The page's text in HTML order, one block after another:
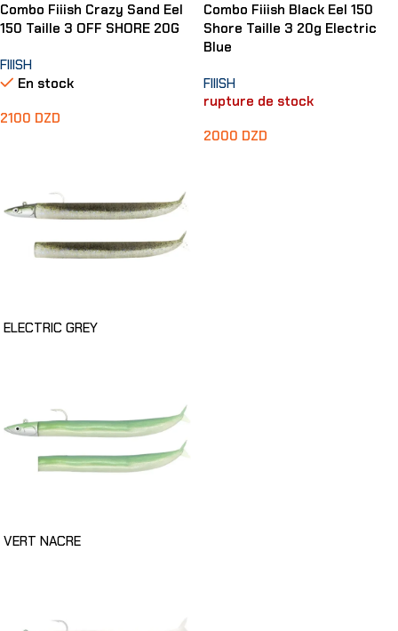
Combo Fiiish Crazy Sand Eel
150 Taille 3 OFF SHORE 20G
FIIISH
En stock
2100 DZD
ELECTRIC GREY
VERT NACRE
Combo Fiiish Black Eel 150
Shore Taille 3 20g Electric
Blue
FIIISH
rupture de stock
2000 DZD